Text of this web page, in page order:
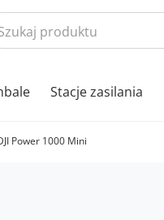
Stacje zasilania
Power 1000 Mini